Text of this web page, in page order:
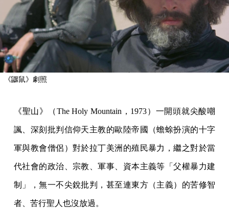
《鼴鼠》劇照
《聖山》（The Holy Mountain，1973）一開頭就尖酸嘲
諷、深刻批判信仰天主教的歐陸帝國（蟾蜍扮演的十字
軍與教會僧侶）對於拉丁美洲的殖民暴力，繼之對於當
代社會的政治、宗教、軍事、資本主義等「父權暴力建
制」，無一不尖銳批判，甚至連東方（主義）的苦修智
者、苦行聖人也沒放過。